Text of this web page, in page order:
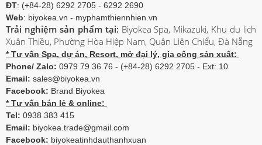
ĐT: (+84-28) 6292 2705 - 6292 2690
Web: biyokea.vn - myphamthiennhien.vn
Trải nghiệm sản phẩm tại: Biyokea Spa, Mikazuki, Khu du lịch
Xuân Thiều, Phường Hòa Hiệp Nam, Quận Liên Chiểu, Đà Nẵng
* Tư vấn Spa, dự án, Resort, mở đại lý, gia công sản xuất:
Phone/ Zalo: 0979 79 36 76 - (+84-28) 6292 2705 - Ext: 10
Email: sales@biyokea.vn
Facebook: Brand Biyokea
* Tư vấn bán lẻ & online:
Tel: 0938 383 415
Email: biyokea.trade@gmail.com
Facebook: biyokeatinhdauthanhxuan